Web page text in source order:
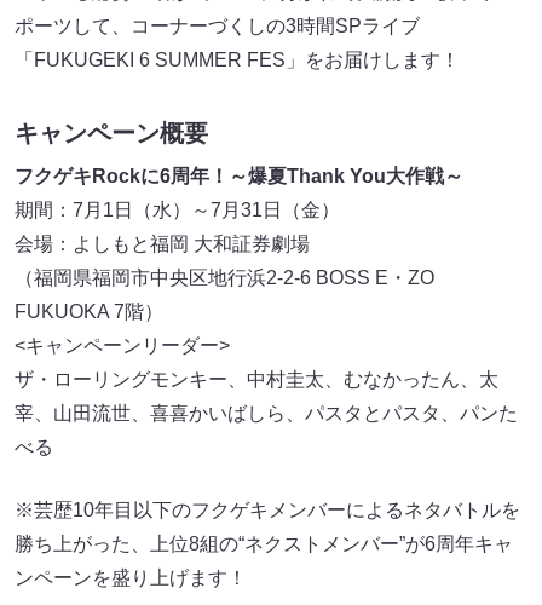
ポーツして、コーナーづくしの3時間SPライブ
「FUKUGEKI 6 SUMMER FES」をお届けします！
キャンペーン概要
フクゲキRockに6周年！～爆夏Thank You大作戦～
期間：7月1日（水）～7月31日（金）
会場：よしもと福岡 大和証券劇場
（福岡県福岡市中央区地行浜2-2-6 BOSS E・ZO
FUKUOKA 7階）
<キャンペーンリーダー>
ザ・ローリングモンキー、中村圭太、むなかったん、太
宰、山田流世、喜喜かいばしら、パスタとパスタ、パンた
べる
※芸歴10年目以下のフクゲキメンバーによるネタバトルを
勝ち上がった、上位8組の“ネクストメンバー”が6周年キャ
ンペーンを盛り上げます！